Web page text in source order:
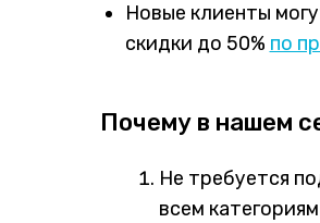
Новые клиенты
скидки до 50% по
Почему в нашем
Не требуется
всем